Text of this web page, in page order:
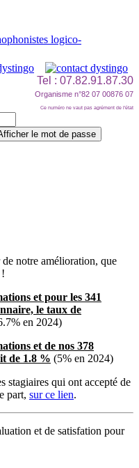
Tel : 07.82.91.87.30
Organisme n°82 07 00876 07
Ce numéro ne vaut pas agrément de l'état
le mot de passe
notre amélioration, que
et pour les 341
le taux de
en 2024)
et de nos 378
de 1.8 % (5% en 2024)
stagiaires qui ont accepté de
part, sur ce lien.
et de satisfation pour